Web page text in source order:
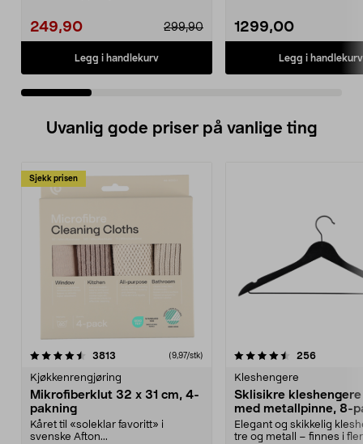
249,90 299,90
Legg i handlekurv
1299,00
Legg i handlekurv
Uvanlig gode priser på vanlige ting
Sjekk prisen
3813 anmeldelser(9,97/stk)
Kjøkkenrengjøring
Mikrofiberklut 32 x 31 cm, 4-
pakning
Kåret til «soleklar favoritt» i
svenske Afton...
4.5av 5 stjerner 256
Kleshengere
Sklisikre
med metallpinne, 8-
Elegant og skikkelig
tre og metall – finnes i
4.5av 5 stjerner